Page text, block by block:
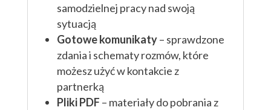
samodzielnej pracy nad swoją
sytuacją
Gotowe komunikaty– sprawdzone
zdania i schematy rozmów, które
możesz użyć w kontakcie z
partnerką
Pliki PDF – materiały do pobrania z